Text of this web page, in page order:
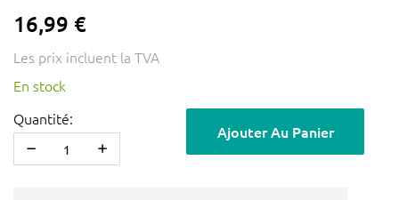
16,99 €
Les prix incluent la TVA
En stock
Quantité:
Ajouter Au Panier